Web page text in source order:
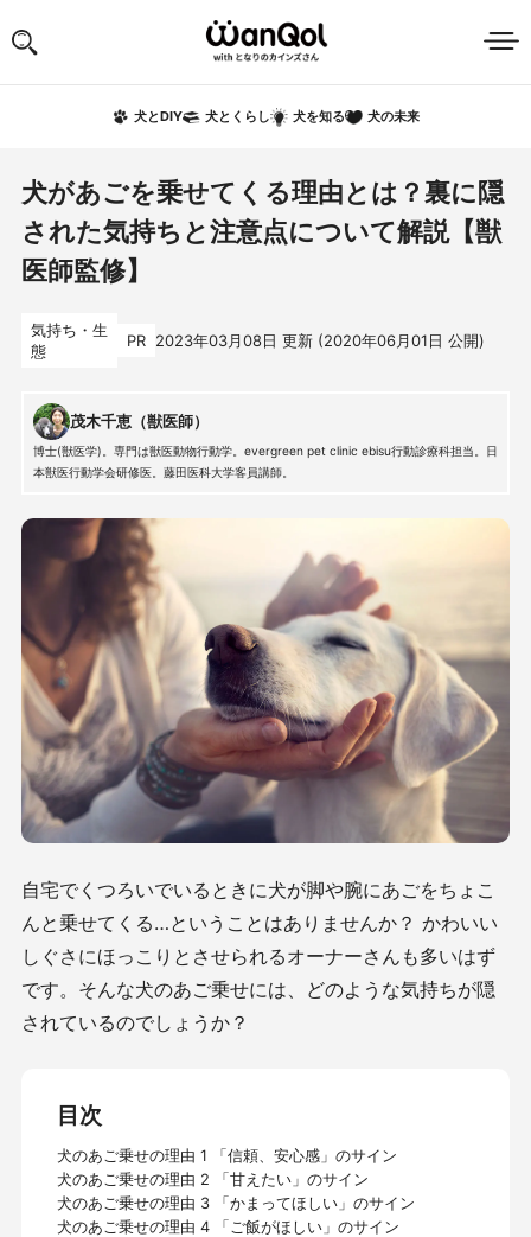
犬とDIY 犬とくらし 犬を知る 犬の未来
犬があごを乗せてくる理由とは？裏に隠
された気持ちと注意点について解説【獣
医師監修】
気持ち・生
態
PR 2023年03月08日 更新 (2020年06月01日 公開)
茂木千恵（獣医師）
博士(獣医学)。専門は獣医動物行動学。evergreen pet clinic ebisu行動診療科担当。日
本獣医行動学会研修医。藤田医科大学客員講師。
自宅でくつろいでいるときに犬が脚や腕にあごをちょこ
んと乗せてくる…ということはありませんか？ かわいい
しぐさにほっこりとさせられるオーナーさんも多いはず
です。そんな犬のあご乗せには、どのような気持ちが隠
されているのでしょうか？
目次
犬のあご乗せの理由 1 「信頼、安心感」のサイン
犬のあご乗せの理由 2 「甘えたい」のサイン
犬のあご乗せの理由 3 「かまってほしい」のサイン
犬のあご乗せの理由 4 「ご飯がほしい」のサイン